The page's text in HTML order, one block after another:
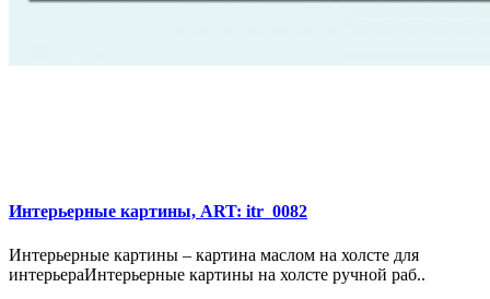
Интерьерные картины, ART: itr_0082
Интерьерные картины – картина маслом на холсте для
интерьераИнтерьерные картины на холсте ручной раб..